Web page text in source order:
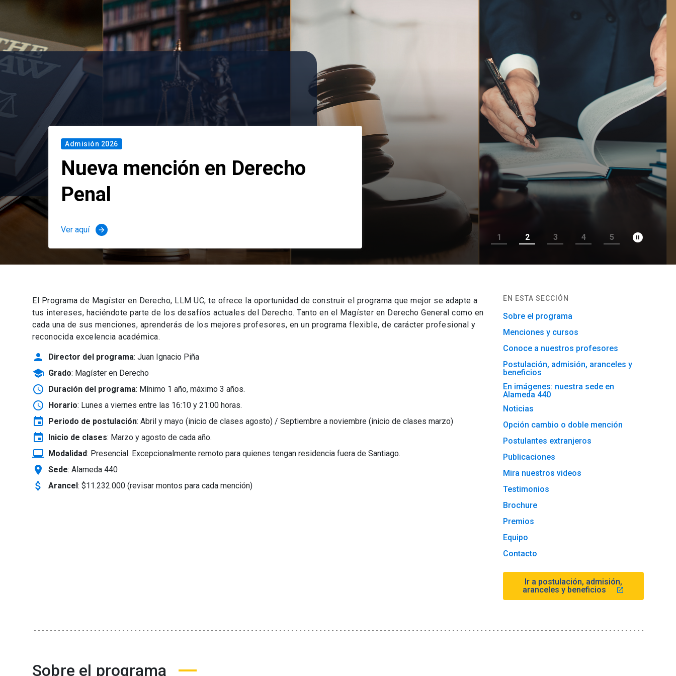
Admisión 2026
Nueva mención en Derecho
Penal
Ver aquí arrow_forward
1 2 3 4 5 pause_circle_filled
El Programa de Magíster en Derecho, LLM UC, te ofrece la oportunidad de construir el programa que mejor se adapte a
tus intereses, haciéndote parte de los desafíos actuales del Derecho. Tanto en el Magíster en Derecho General como en
cada una de sus menciones, aprenderás de los mejores profesores, en un programa flexible, de carácter profesional y
reconocida excelencia académica.
person Director del programa: Juan Ignacio Piña
school Grado: Magíster en Derecho
schedule Duración del programa: Mínimo 1 año, máximo 3 años.
schedule Horario: Lunes a viernes entre las 16:10 y 21:00 horas.
event Periodo de postulación: Abril y mayo (inicio de clases agosto) / Septiembre a noviembre (inicio de clases marzo)
event Inicio de clases: Marzo y agosto de cada año.
laptop_windows Modalidad: Presencial. Excepcionalmente remoto para quienes tengan residencia fuera de Santiago.
location_on Sede: Alameda 440
attach_money Arancel: $11.232.000 (revisar montos para cada mención)
EN ESTA SECCIÓN
Sobre el programa
Menciones y cursos
Conoce a nuestros profesores
Postulación, admisión, aranceles y
beneficios
En imágenes: nuestra sede en
Alameda 440
Noticias
Opción cambio o doble mención
Postulantes extranjeros
Publicaciones
Mira nuestros videos
Testimonios
Brochure
Premios
Equipo
Contacto
Ir a postulación, admisión,
aranceles y beneficios
launch
Sobre el programa